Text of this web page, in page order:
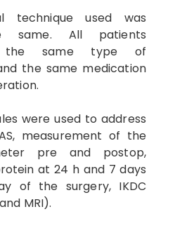
technique used was
same. All patients
the same type of
the same medication
were used to address
measurement of the
pre and postop,
at 24 h and 7 days
of the surgery, IKDC
MRI).